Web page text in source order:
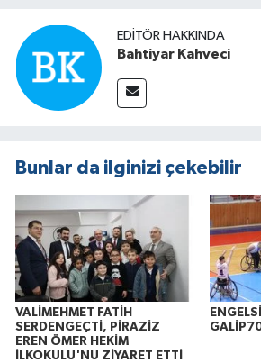
EDITÖR HAKKINDA
Bahtiyar Kahveci
Bunlar da ilginizi çekebilir
VALİMEHMET FATİH
SERDENGEÇTİ, PİRAZİZ
EREN ÖMER HEKİM
İLKOKULU'NU ZİYARET ETTİ